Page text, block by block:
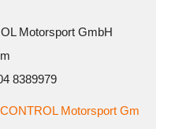
Motorsport GmbH
8389979
Motorsport Gm